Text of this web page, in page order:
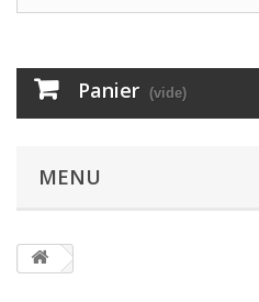
Panier (vide)
MENU